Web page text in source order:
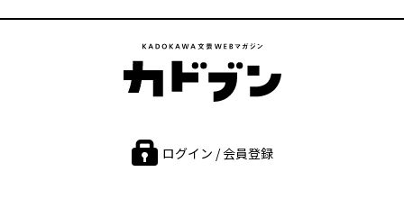
ログイン / 会員登録